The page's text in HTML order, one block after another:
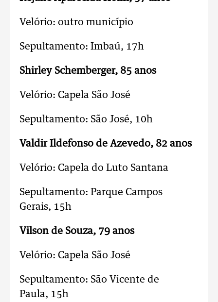
Velório: outro município
Sepultamento: Imbaú, 17h
Shirley Schemberger, 85 anos
Velório: Capela São José
Sepultamento: São José, 10h
Valdir Ildefonso de Azevedo, 82 anos
Velório: Capela do Luto Santana
Sepultamento: Parque Campos
Gerais, 15h
Vilson de Souza, 79 anos
Velório: Capela São José
Sepultamento: São Vicente de
Paula, 15h